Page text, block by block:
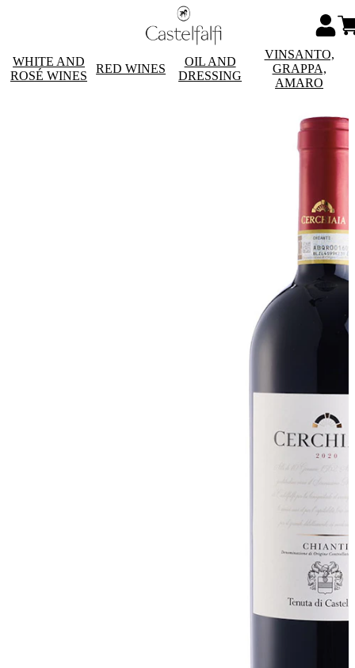
WHITE AND
ROSÉ WINES
RED WINES
OIL AND
DRESSING
VINSANTO,
GRAPPA,
AMARO